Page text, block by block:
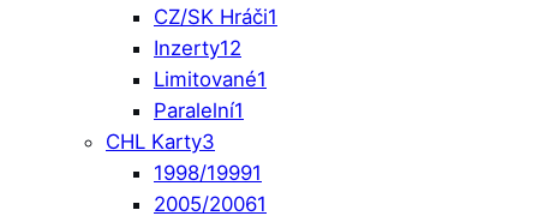
CZ/SK Hráči1
Inzerty12
Limitované1
Paralelní1
CHL Karty3
1998/19991
2005/20061